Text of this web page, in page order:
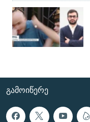
ᲒᲐᲛᲝᲘᲬᲔᲠᲔ